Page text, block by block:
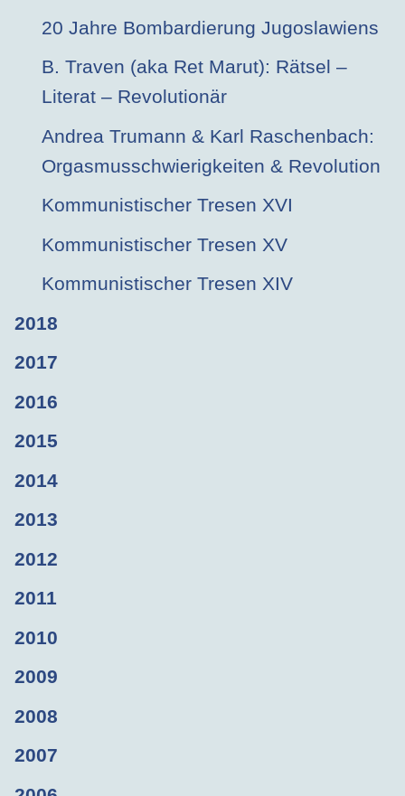
20 Jahre Bombardierung Jugoslawiens
B. Traven (aka Ret Marut): Rätsel –
Literat – Revolutionär
Andrea Trumann & Karl Raschenbach:
Orgasmusschwierigkeiten & Revolution
Kommunistischer Tresen XVI
Kommunistischer Tresen XV
Kommunistischer Tresen XIV
2018
2017
2016
2015
2014
2013
2012
2011
2010
2009
2008
2007